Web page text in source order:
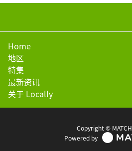
Home
地区
特集
最新资讯
关于 Locally
Copyright ©
Powered by